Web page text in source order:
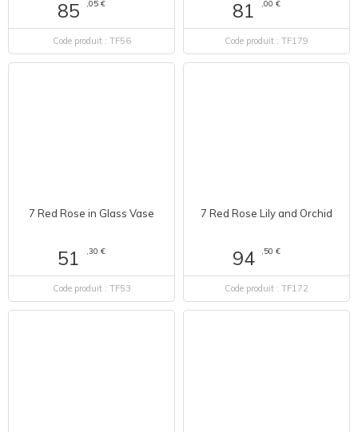
85 ,05 €
Code produit : TF56
81 ,00 €
Code produit : TF179
7 Red Rose in Glass Vase
51 ,30 €
Code produit : TF53
7 Red Rose Lily and Orchid
94 ,50 €
Code produit : TF172